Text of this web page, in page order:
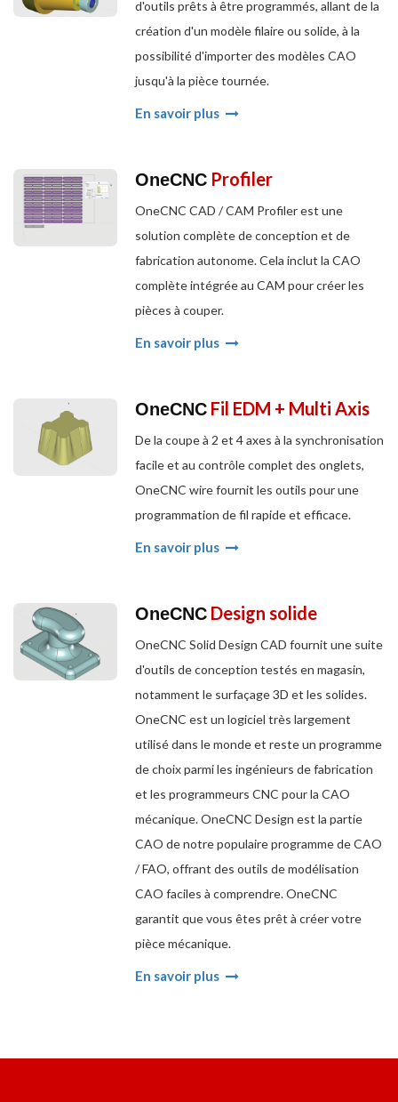
d'outils prêts à être programmés, allant de la
création d'un modèle filaire ou solide, à la
possibilité d'importer des modèles CAO
jusqu'à la pièce tournée.
En savoir plus
OneCNC Profiler
OneCNC CAD / CAM Profiler est une
solution complète de conception et de
fabrication autonome. Cela inclut la CAO
complète intégrée au CAM pour créer les
pièces à couper.
En savoir plus
OneCNC Fil EDM + Multi Axis
De la coupe à 2 et 4 axes à la synchronisation
facile et au contrôle complet des onglets,
OneCNC wire fournit les outils pour une
programmation de fil rapide et efficace.
En savoir plus
OneCNC Design solide
OneCNC Solid Design CAD fournit une suite
d'outils de conception testés en magasin,
notamment le surfaçage 3D et les solides.
OneCNC est un logiciel très largement
utilisé dans le monde et reste un programme
de choix parmi les ingénieurs de fabrication
et les programmeurs CNC pour la CAO
mécanique. OneCNC Design est la partie
CAO de notre populaire programme de CAO
/ FAO, offrant des outils de modélisation
CAO faciles à comprendre. OneCNC
garantit que vous êtes prêt à créer votre
pièce mécanique.
En savoir plus